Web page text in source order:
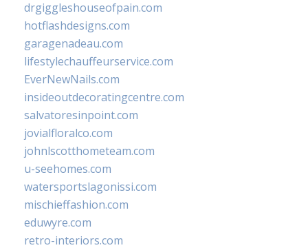
drgiggleshouseofpain.com
hotflashdesigns.com
garagenadeau.com
lifestylechauffeurservice.com
EverNewNails.com
insideoutdecoratingcentre.com
salvatoresinpoint.com
jovialfloralco.com
johnlscotthometeam.com
u-seehomes.com
watersportslagonissi.com
mischieffashion.com
eduwyre.com
retro-interiors.com